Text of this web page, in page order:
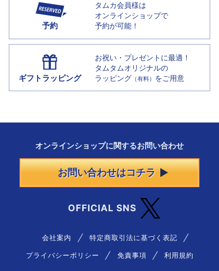
予約
タムカ会員様は
オンラインショップで
予約が可能！
ギフトラッピング
お祝い・プレゼントに最適！
タムタムオリジナルの
ラッピング （有料） をご用意
オンラインショップに関するお問い合わせ
お問い合わせはコチラ
OFFICIAL SNS
会社案内 特定商取引法に基づく表記
プライバシーポリシー 免責事項 利用規約